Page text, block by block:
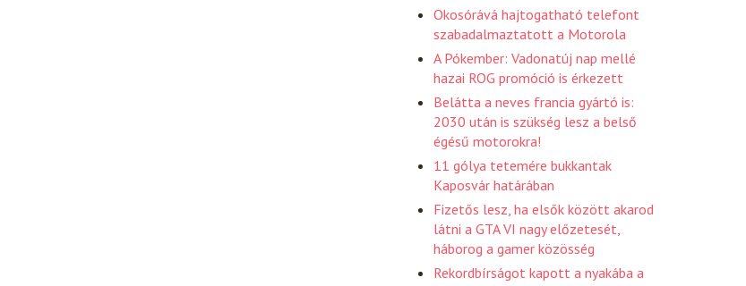
Okosórává hajtogatható telefont
szabadalmaztatott a Motorola
A Pókember: Vadonatúj nap mellé
hazai ROG promóció is érkezett
Belátta a neves francia gyártó is:
2030 után is szükség lesz a belső
égésű motorokra!
11 gólya tetemére bukkantak
Kaposvár határában
Fizetős lesz, ha elsők között akarod
látni a GTA VI nagy előzetesét,
háborog a gamer közösség
Rekordbírságot kapott a nyakába a